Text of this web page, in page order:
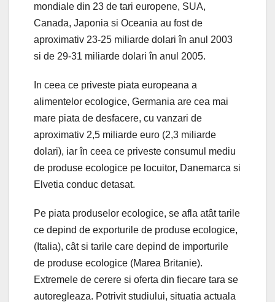
mondiale din 23 de tari europene, SUA,
Canada, Japonia si Oceania au fost de
aproximativ 23-25 miliarde dolari în anul 2003
si de 29-31 miliarde dolari în anul 2005.
In ceea ce priveste piata europeana a
alimentelor ecologice, Germania are cea mai
mare piata de desfacere, cu vanzari de
aproximativ 2,5 miliarde euro (2,3 miliarde
dolari), iar în ceea ce priveste consumul mediu
de produse ecologice pe locuitor, Danemarca si
Elvetia conduc detasat.
Pe piata produselor ecologice, se afla atât tarile
ce depind de exporturile de produse ecologice,
(Italia), cât si tarile care depind de importurile
de produse ecologice (Marea Britanie).
Extremele de cerere si oferta din fiecare tara se
autoregleaza. Potrivit studiului, situatia actuala